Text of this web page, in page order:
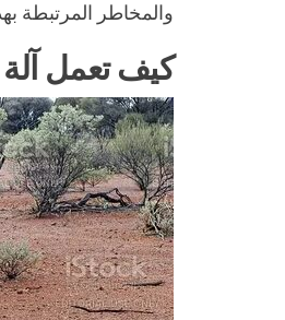
والمخاطر المرتبطة
كيف تعمل